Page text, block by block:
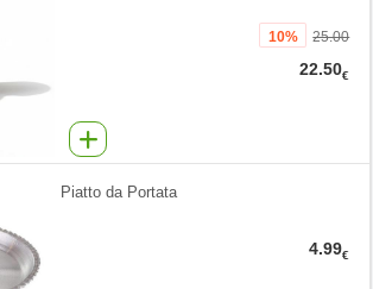
10% 25.00
22.50€
Piatto da Portata
4.99€